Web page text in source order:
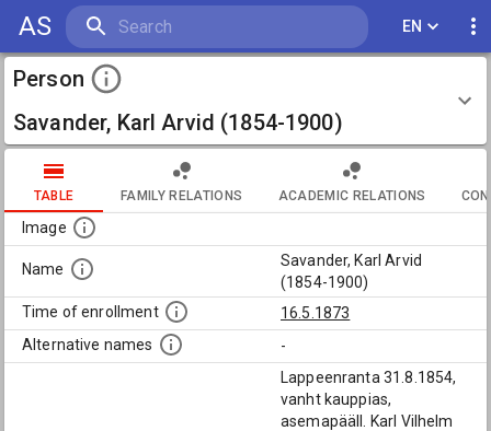
AS EN
Person
Savander, Karl Arvid (1854-1900)
TABLE FAMILY RELATIONS ACADEMIC RELATIONS
Image
Name
Savander, Karl Arvid
(1854-1900)
Time of enrollment
16.5.1873
Alternative names
-
Lappeenranta 31.8.1854,
vanht kauppias,
asemapääll. Karl Vilhelm